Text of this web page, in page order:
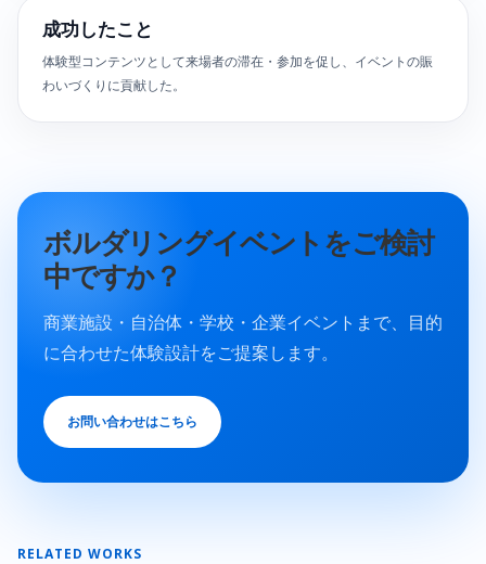
成功したこと
体験型コンテンツとして来場者の滞在・参加を促し、イベントの賑
わいづくりに貢献した。
ボルダリングイベントをご検討
中ですか？
商業施設・自治体・学校・企業イベントまで、目的
に合わせた体験設計をご提案します。
お問い合わせはこちら
RELATED WORKS